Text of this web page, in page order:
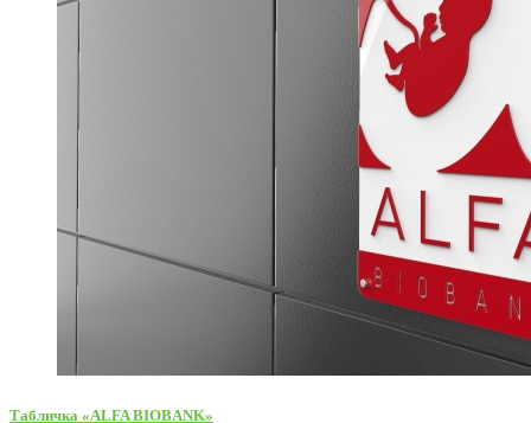
Табличка «ALFA BIOBANK»